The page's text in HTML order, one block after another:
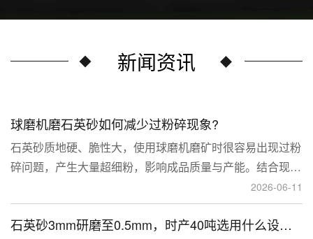
新闻资讯
球磨机磨石英砂如何减少过粉碎现象?
石英砂质地硬、脆性大，使用球磨机磨矿时很容易出现过粉
碎问题，产生大量超细粉，影响成品质量与产能。结合现场
生产经验，可通过工艺、研磨介质、运行参数、配套设备多
维度优化，改善该问题。
2026-06-11
石英砂3mm研磨至0.5mm，时产40吨选用什么设备？